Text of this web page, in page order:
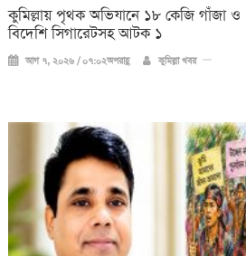
কুমিল্লায় পৃথক অভিযানে ১৮ কেজি গাঁজা
বিদেশি সিগারেটসহ আটক ১
আগ ৭, ২০২৬ / ০৭:০২অপরাহ্ণ কুমিল্লা খবর